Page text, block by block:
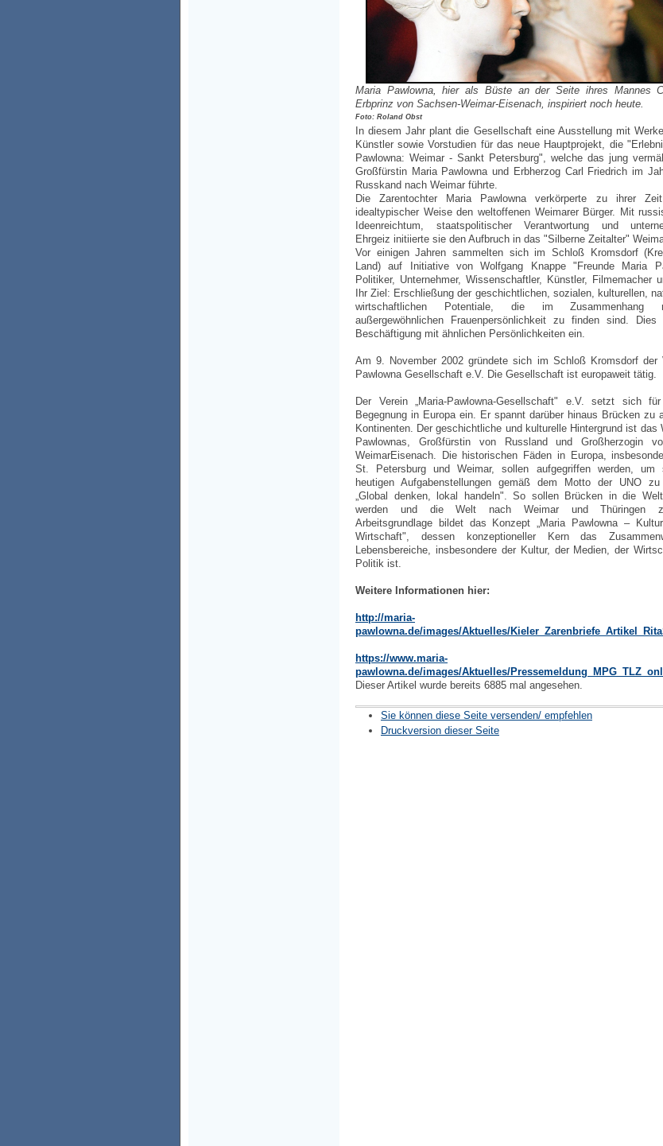
Maria Pawlowna, hier als Büste an der Seite ihres Mannes
Erbprinz von Sachsen-Weimar-Eisenach, inspiriert noch heute.
Foto: Roland Obst
In diesem Jahr plant die Gesellschaft eine Ausstellung mit
Künstler sowie Vorstudien für das neue Hauptprojekt, die
Pawlowna: Weimar - Sankt Petersburg", welche das jung
Großfürstin Maria Pawlowna und Erbherzog Carl Friedrich im
Russkand nach Weimar führte.
Die Zarentochter Maria Pawlowna verkörperte zu ihrer
idealtypischer Weise den weltoffenen Weimarer Bürger. Mit
Ideenreichtum, staatspolitischer Verantwortung und
Ehrgeiz initiierte sie den Aufbruch in das "Silberne Zeitalter"
Vor einigen Jahren sammelten sich im Schloß Kromsdorf
Land) auf Initiative von Wolfgang Knappe "Freunde Maria
Politiker, Unternehmer, Wissenschaftler, Künstler, Filmemacher
Ihr Ziel: Erschließung der geschichtlichen, sozialen, kulturellen,
wirtschaftlichen Potentiale, die im Zusammenhang
außergewöhnlichen Frauenpersönlichkeit zu finden sind.
Beschäftigung mit ähnlichen Persönlichkeiten ein.
Am 9. November 2002 gründete sich im Schloß Kromsdorf der
Pawlowna Gesellschaft e.V. Die Gesellschaft ist europaweit tätig.
Der Verein „Maria-Pawlowna-Gesellschaft" e.V. setzt sich
Begegnung in Europa ein. Er spannt darüber hinaus Brücken zu
Kontinenten. Der geschichtliche und kulturelle Hintergrund ist das
Pawlownas, Großfürstin von Russland und Großherzogin
WeimarEisenach. Die historischen Fäden in Europa,
St. Petersburg und Weimar, sollen aufgegriffen werden,
heutigen Aufgabenstellungen gemäß dem Motto der UNO zu
„Global denken, lokal handeln". So sollen Brücken in die
werden und die Welt nach Weimar und Thüringen
Arbeitsgrundlage bildet das Konzept „Maria Pawlowna –
Wirtschaft", dessen konzeptioneller Kern das
Lebensbereiche, insbesondere der Kultur, der Medien, der
Politik ist.
Weitere Informationen hier:
http://maria-
pawlowna.de/images/Aktuelles/
https://www.maria-
pawlowna.de/images/Aktuelles/
Dieser Artikel wurde bereits 6885 mal angesehen.
Sie können diese Seite versenden/ empfehlen
Druckversion dieser Seite